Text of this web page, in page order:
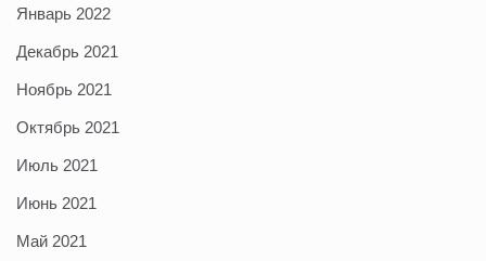
Январь 2022
Декабрь 2021
Ноябрь 2021
Октябрь 2021
Июль 2021
Июнь 2021
Май 2021